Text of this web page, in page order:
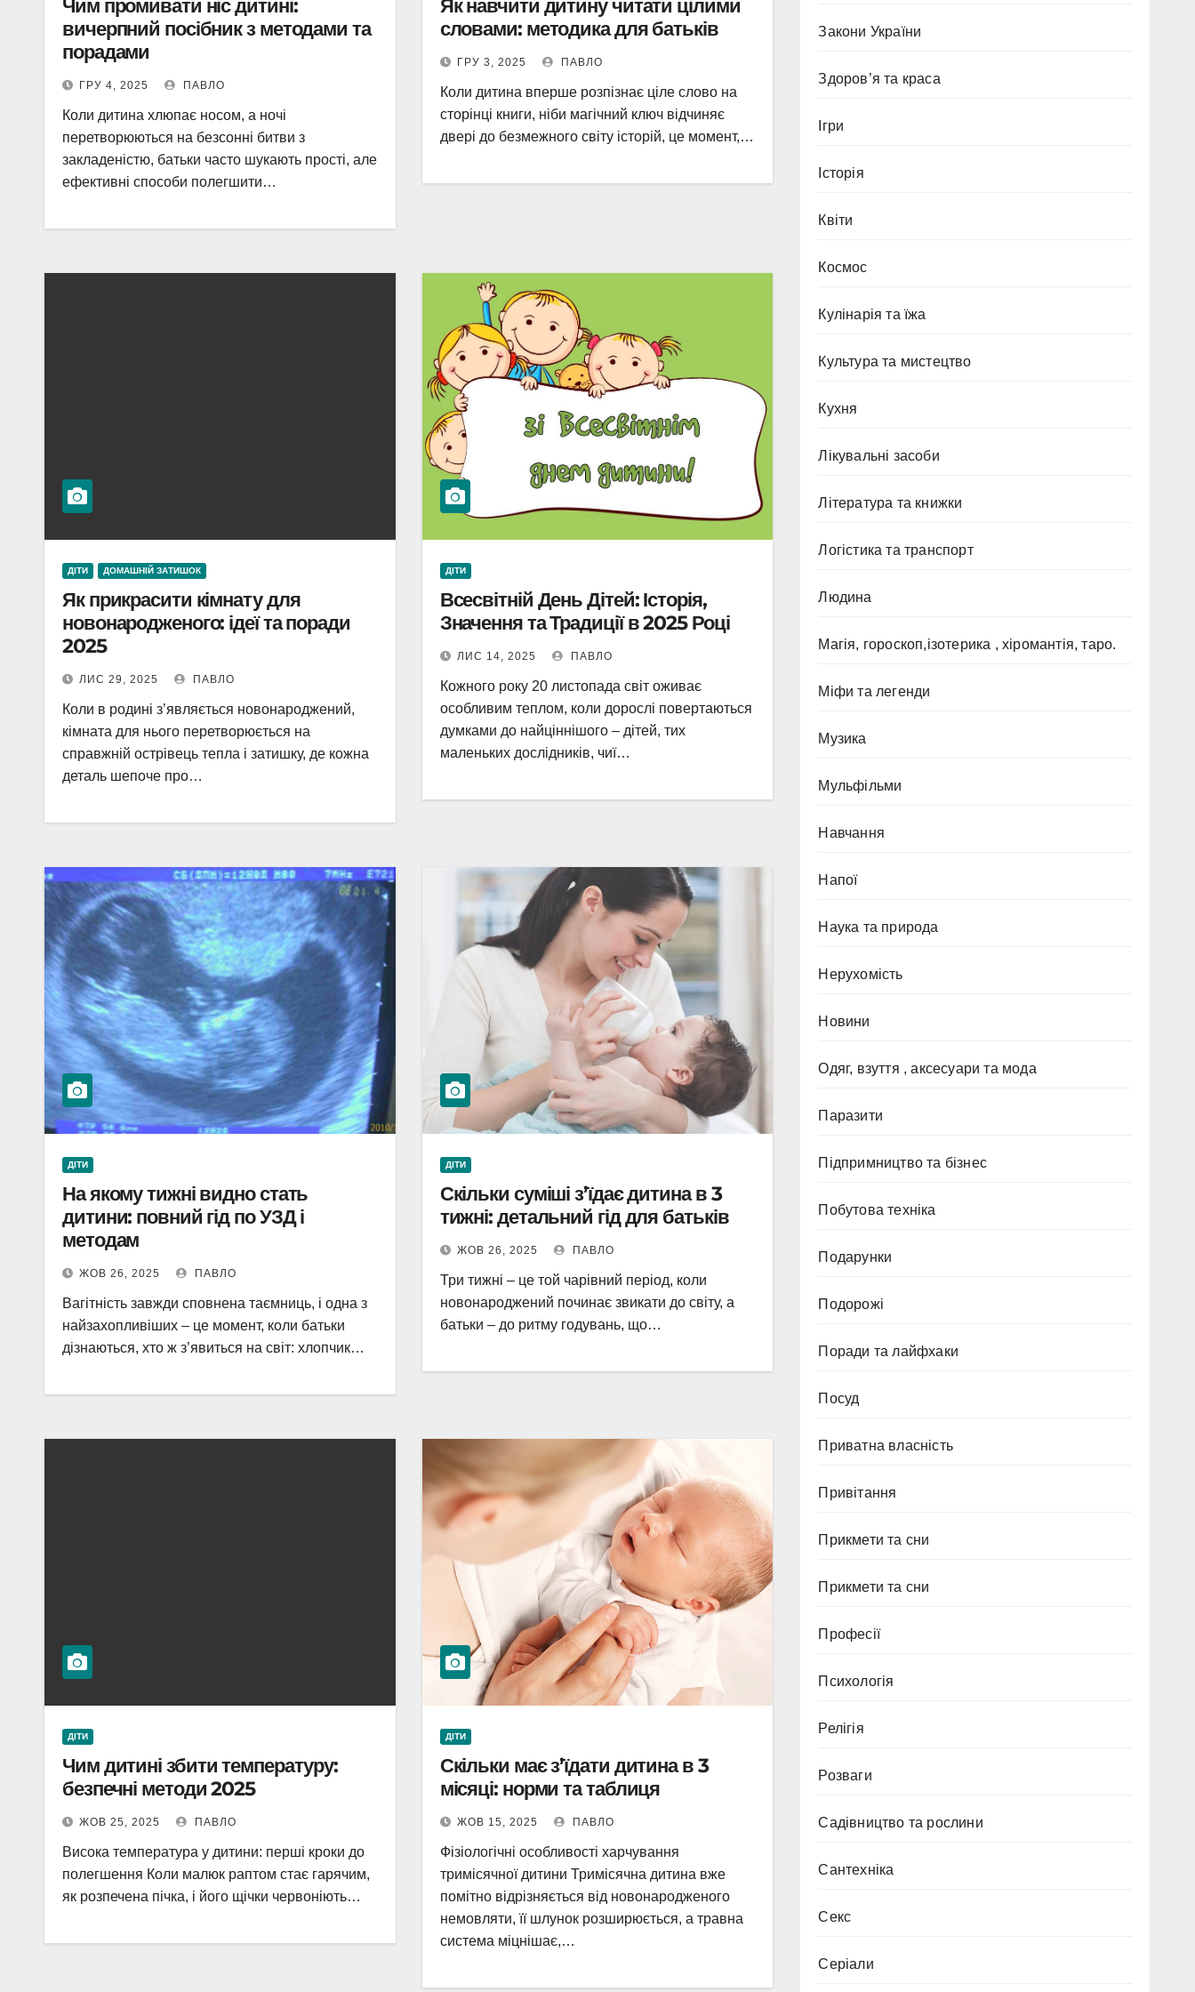
Чим промивати ніс дитині:
вичерпний посібник з методами та
порадами
ГРУ 4, 2025 ПАВЛО
Коли дитина хлюпає носом, а ночі
перетворюються на безсонні битви з
закладеністю, батьки часто шукають прості, але
ефективні способи полегшити…
Як навчити дитину читати цілими
словами: методика для батьків
ГРУ 3, 2025 ПАВЛО
Коли дитина вперше розпізнає ціле слово на
сторінці книги, ніби магічний ключ відчиняє
двері до безмежного світу історій, це момент,…
ДІТИ ДОМАШНІЙ ЗАТИШОК
Як прикрасити кімнату для
новонародженого: ідеї та поради
2025
ЛИС 29, 2025 ПАВЛО
Коли в родині з’являється новонароджений,
кімната для нього перетворюється на
справжній острівець тепла і затишку, де кожна
деталь шепоче про…
ДІТИ
Всесвітній День Дітей: Історія,
Значення та Традиції в 2025 Році
ЛИС 14, 2025 ПАВЛО
Кожного року 20 листопада світ оживає
особливим теплом, коли дорослі повертаються
думками до найціннішого – дітей, тих
маленьких дослідників, чиї…
ДІТИ
На якому тижні видно стать
дитини: повний гід по УЗД і
методам
ЖОВ 26, 2025 ПАВЛО
Вагітність завжди сповнена таємниць, і одна з
найзахопливіших – це момент, коли батьки
дізнаються, хто ж з’явиться на світ: хлопчик…
ДІТИ
Скільки суміші з’їдає дитина в 3
тижні: детальний гід для батьків
ЖОВ 26, 2025 ПАВЛО
Три тижні – це той чарівний період, коли
новонароджений починає звикати до світу, а
батьки – до ритму годувань, що…
ДІТИ
Чим дитині збити температуру:
безпечні методи 2025
ЖОВ 25, 2025 ПАВЛО
Висока температура у дитини: перші кроки до
полегшення Коли малюк раптом стає гарячим,
як розпечена пічка, і його щічки червоніють…
ДІТИ
Скільки має з’їдати дитина в 3
місяці: норми та таблиця
ЖОВ 15, 2025 ПАВЛО
Фізіологічні особливості харчування
тримісячної дитини Тримісячна дитина вже
помітно відрізняється від новонародженого
немовляти, її шлунок розширюється, а травна
система міцнішає,…
Закони України
Здоров’я та краса
Ігри
Історія
Квіти
Космос
Кулінарія та їжа
Культура та мистецтво
Кухня
Лікувальні засоби
Література та книжки
Логістика та транспорт
Людина
Магія, гороскоп,ізотерика , хіромантія, таро.
Міфи та легенди
Музика
Мульфільми
Навчання
Напої
Наука та природа
Нерухомість
Новини
Одяг, взуття , аксесуари та мода
Паразити
Підпримництво та бізнес
Побутова техніка
Подарунки
Подорожі
Поради та лайфхаки
Посуд
Приватна власність
Привітання
Прикмети та сни
Прикмети та сни
Професії
Психологія
Релігія
Розваги
Садівництво та рослини
Сантехніка
Секс
Серіали